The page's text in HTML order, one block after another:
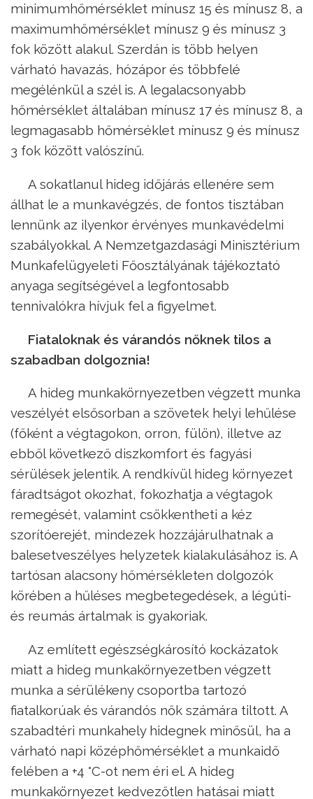
minimumhőmérséklet mínusz 15 és mínusz 8, a
maximumhőmérséklet mínusz 9 és mínusz 3
fok között alakul. Szerdán is több helyen
várható havazás, hózápor és többfelé
megélénkül a szél is. A legalacsonyabb
hőmérséklet általában mínusz 17 és mínusz 8, a
legmagasabb hőmérséklet mínusz 9 és mínusz
3 fok között valószínű.
A sokatlanul hideg időjárás ellenére sem
állhat le a munkavégzés, de fontos tisztában
lennünk az ilyenkor érvényes munkavédelmi
szabályokkal. A Nemzetgazdasági Minisztérium
Munkafelügyeleti Főosztályának tájékoztató
anyaga segítségével a legfontosabb
tennivalókra hívjuk fel a figyelmet.
Fiataloknak és várandós nőknek tilos a
szabadban dolgoznia!
A hideg munkakörnyezetben végzett munka
veszélyét elsősorban a szövetek helyi lehűlése
(főként a végtagokon, orron, fülön), illetve az
ebből következő diszkomfort és fagyási
sérülések jelentik. A rendkívül hideg környezet
fáradtságot okozhat, fokozhatja a végtagok
remegését, valamint csökkentheti a kéz
szorítóerejét, mindezek hozzájárulhatnak a
balesetveszélyes helyzetek kialakulásához is. A
tartósan alacsony hőmérsékleten dolgozók
körében a hűléses megbetegedések, a légúti-
és reumás ártalmak is gyakoriak.
Az említett egészségkárosító kockázatok
miatt a hideg munkakörnyezetben végzett
munka a sérülékeny csoportba tartozó
fiatalkorúak és várandós nők számára tiltott. A
szabadtéri munkahely hidegnek minősül, ha a
várható napi középhőmérséklet a munkaidő
felében a +4 °C-ot nem éri el. A hideg
munkakörnyezet kedvezőtlen hatásai miatt